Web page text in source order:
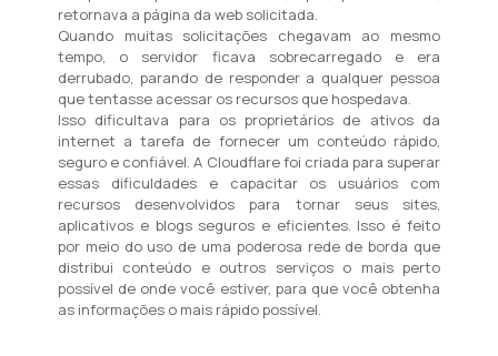
retornava a página da web solicitada.
Quando muitas solicitações chegavam ao mesmo
tempo, o servidor ficava sobrecarregado e era
derrubado, parando de responder a qualquer pessoa
que tentasse acessar os recursos que hospedava.
Isso dificultava para os proprietários de ativos da
internet a tarefa de fornecer um conteúdo rápido,
seguro e confiável. A Cloudflare foi criada para superar
essas dificuldades e capacitar os usuários com
recursos desenvolvidos para tornar seus sites,
aplicativos e blogs seguros e eficientes. Isso é feito
por meio do uso de uma poderosa rede de borda que
distribui conteúdo e outros serviços o mais perto
possível de onde você estiver, para que você obtenha
as informações o mais rápido possível.